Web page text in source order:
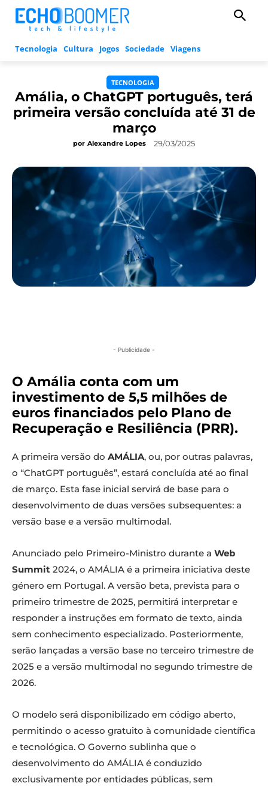
Tecnologia Cultura Jogos Sociedade Viagens
TECNOLOGIA
Amália, o ChatGPT português, terá
primeira versão concluída até 31 de
março
por Alexandre Lopes 29/03/2025
- Publicidade -
O Amália conta com um
investimento de 5,5 milhões de
euros financiados pelo Plano de
Recuperação e Resiliência (PRR).
A primeira versão do AMÁLIA, ou, por outras palavras,
o “ChatGPT português”, estará concluída até ao final
de março. Esta fase inicial servirá de base para o
desenvolvimento de duas versões subsequentes: a
versão base e a versão multimodal.
Anunciado pelo Primeiro-Ministro durante a Web
Summit 2024, o AMÁLIA é a primeira iniciativa deste
género em Portugal. A versão beta, prevista para o
primeiro trimestre de 2025, permitirá interpretar e
responder a instruções em formato de texto, ainda
sem conhecimento especializado. Posteriormente,
serão lançadas a versão base no terceiro trimestre de
2025 e a versão multimodal no segundo trimestre de
2026.
O modelo será disponibilizado em código aberto,
permitindo o acesso gratuito à comunidade científica
e tecnológica. O Governo sublinha que o
desenvolvimento do AMÁLIA é conduzido
exclusivamente por entidades públicas, sem